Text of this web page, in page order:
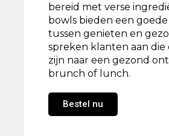
bereid met verse
bowls bieden een
tussen genieten en
spreken klanten aan die
zijn naar een gezond
brunch of lunch.
Bestel nu